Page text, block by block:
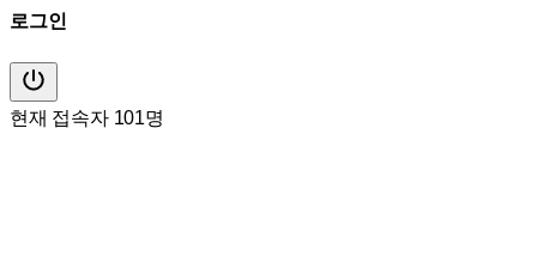
로그인
현재 접속자 101명